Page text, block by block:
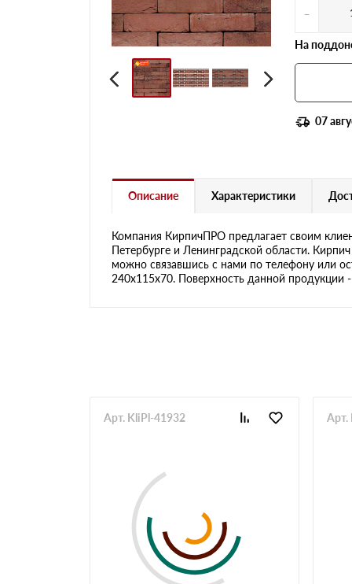
-
На
07
Описание Характеристики
Компания КирпичПРО предлагает своим
Петербурге и Ленинградской области.
можно связавшись с нами по телефону или
240х115х70. Поверхность данной продукции
Арт. KliPl-41932 Арт.